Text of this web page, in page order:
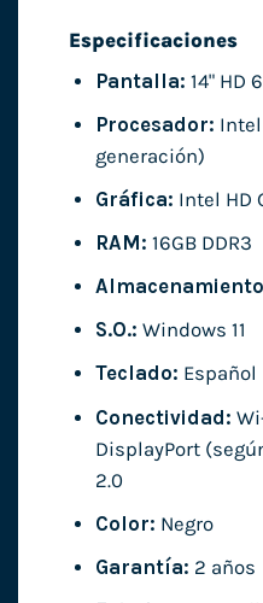
Especificaciones
Pantalla: 14" HD
Procesador:
generación)
Gráfica: Intel HD
RAM: 16GB DDR3
S.O.: Windows 11
Teclado: Español
Conectividad:
DisplayPort
2.0
Color: Negro
Garantía: 2 años